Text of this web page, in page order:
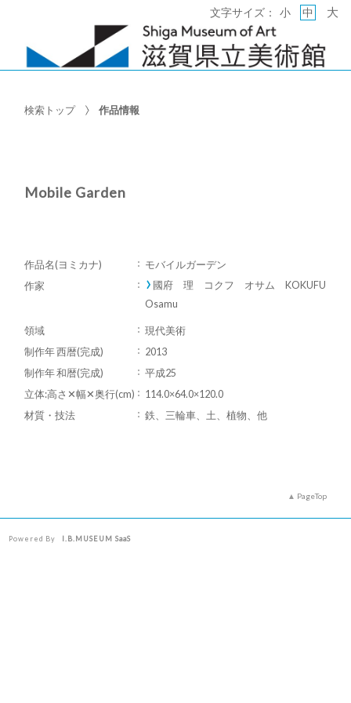
文字サイズ： 小 中 大
検索トップ 作品情報
Mobile Garden
作品名(ヨミカナ)
モバイルガーデン
作家
國府 理 コクフ オサム KOKUFU
Osamu
領域
現代美術
制作年 西暦(完成)
2013
制作年 和暦(完成)
平成25
立体:高さ✕幅✕奥行(cm)
114.0×64.0×120.0
材質・技法
鉄、三輪車、土、植物、他
PageTop
Powered By I.B.MUSEUM SaaS